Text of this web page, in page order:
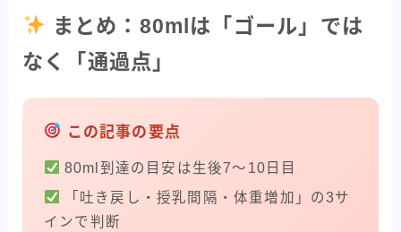
まとめ：80mlは「ゴール」では
なく「通過点」
この記事の要点
80ml到達の目安は生後7〜10日目
「吐き戻し・授乳間隔・体重増加」の3サ
インで判断